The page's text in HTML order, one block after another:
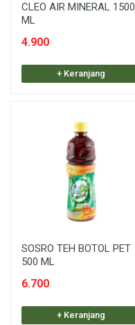
CLEO AIR MINERAL 1500
ML
4.900
+ Keranjang
SOSRO TEH BOTOL PET
500 ML
6.700
+ Keranjang